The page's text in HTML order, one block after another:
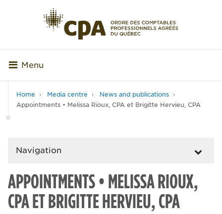
Menu
Home Media centre
News and publications
Appointments • Melissa Rioux, CPA et Brigitte Hervieu, CPA
Navigation
APPOINTMENTS • MELISSA RIOUX,
CPA ET BRIGITTE HERVIEU, CPA